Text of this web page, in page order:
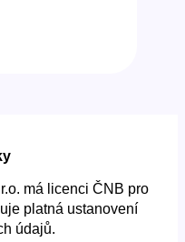
má licenci ČNB pro
platná ustanovení
údajů.